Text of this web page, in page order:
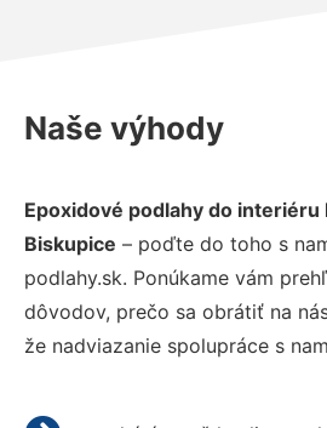
Naše výhody
Epoxidové podlahy do interiéru
Biskupice – poďte do toho s
podlahy.sk. Ponúkame vám
dôvodov, prečo sa obrátiť na
že nadviazanie spolupráce s